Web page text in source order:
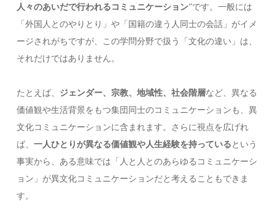
人々のあいだで行われるコミュニケーション”です。一般には
「外国人とのやりとり」や「国籍の違う人同士の会話」がイメ
ージされがちですが、この学問分野で扱う「文化の違い」は、
それだけではありません。
たとえば、 ジェンダー、宗教、地域性、社会階層など、異なる
価値観や生活背景をもつ集団同士のコミュニケーションも、異
文化コミュニケーションに含まれます。さらに視点を広げれ
ば、一人ひとりが異なる価値観や人生経験を持っている という
事実から、ある意味では「人と人とのあらゆるコミュニケーシ
ョン」が異文化コミュニケーションだと考えることもできま
す。